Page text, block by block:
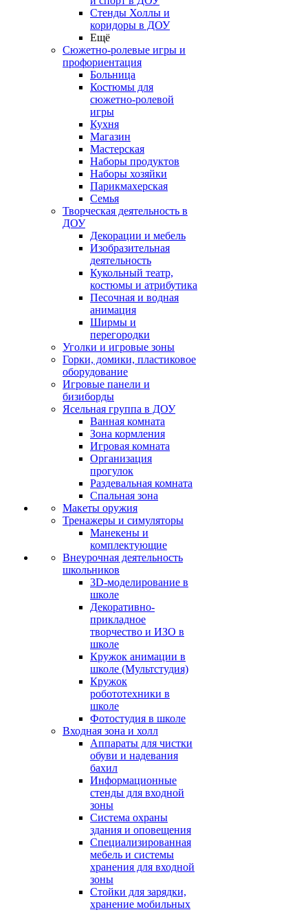
Стенды Холлы и
коридоры в ДОУ
Ещё
Сюжетно-ролевые игры и
профориентация
Больница
Костюмы для
сюжетно-ролевой
игры
Кухня
Магазин
Мастерская
Наборы продуктов
Наборы хозяйки
Парикмахерская
Семья
Творческая деятельность в
ДОУ
Декорации и мебель
Изобразительная
деятельность
Кукольный театр,
костюмы и атрибутика
Песочная и водная
анимация
Ширмы и
перегородки
Уголки и игровые зоны
Горки, домики, пластиковое
оборудование
Игровые панели и
бизиборды
Ясельная группа в ДОУ
Ванная комната
Зона кормления
Игровая комната
Организация
прогулок
Раздевальная комната
Спальная зона
Макеты оружия
Тренажеры и симуляторы
Манекены и
комплектующие
Внеурочная деятельность
школьников
3D-моделирование в
школе
Декоративно-
прикладное
творчество и ИЗО в
школе
Кружок анимации в
школе (Мультстудия)
Кружок
робототехники в
школе
Фотостудия в школе
Входная зона и холл
Аппараты для чистки
обуви и надевания
бахил
Информационные
стенды для входной
зоны
Система охраны
здания и оповещения
Специализированная
мебель и системы
хранения для входной
зоны
Стойки для зарядки,
хранение мобильных